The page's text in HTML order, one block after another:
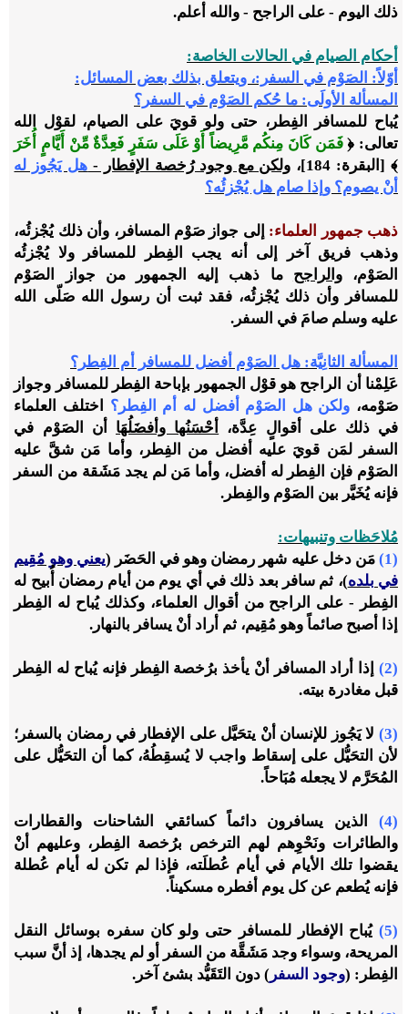
ذلك اليوم - على الراجح - والله أعلم.
أحكام الصيام في الحالات الخاصة:
أوّلاً: الصَوْم في السفر:، ويتعلق بذلك بعض المسائل:
المسألة الأولَى: ما حُكم الصَوْم في السفر؟
يُباح للمسافر الفِطر، حتى ولو قويَ على الصيام، لقوْل الله
تعالى: ﴿فَمَن كَانَ مِنكُم مَّرِيضاً أَوْ عَلَى سَفَرٍ فَعِدَّةٌ مِّنْ أَيَّامٍ أُخَرَ
﴾ [البقرة: 184]،
ولكن مع وجود رُخصة الإفطار - هل يَجُوز له
أنْ يصوم؟ وإذا صام هل يُجْزئُه؟
ذهب جمهور العلماء: إلى جواز صَوْم المسافر، وأن ذلك يُجْزئُه،
وذهب فريق آخر إلى أنه يجب الفِطر للمسافر ولا يُجْزئُه
الصَوْم،والراجح ما ذهب إليه الجمهور من جواز الصَوْم
للمسافر وأن ذلك يُجْزئُه، فقد ثبت أن رسول الله صَلّى الله
عليه وسلم صامَ في السفر.
المسألة الثانِيَّة: هل الصَوْم أفضل للمسافر أم الفِطر؟
عَلِمْنا أن الراجح هو قوْل الجمهور بإباحة الفِطر للمسافر وجواز
صَوْمه، ولكن هل الصَوْم أفضل له أم الفِطر؟ اختلف العلماء
في ذلك على أقوالٍ عِدَّة،
أحْسَنُها وأفضَلُهَا أن الصَوْم في
السفر لمَن قويَ عليه أفضل من الفِطر، وأما مَن شقَّ عليه
الصَوْم فإن الفِطر له أفضل، وأما مَن لم يجد مَشَقة من السفر
فإنه يُخَيَّر بين الصَوْم والفِطر.
مُلاحَظات وتنبيهات:
(1)
مَن دخل عليه شهر رمضان وهو في الحَضَر (يعني وهو مُقِيم
في بلده)، ثم سافر بعد ذلك في أي يوم من أيام رمضان أُبيح له
الفِطر - على الراجح من أقوال العلماء، وكذلك يُباح له الفِطر
إذا أصبح صائماً وهو مُقِيم، ثم أراد أنْ يسافر بالنهار.
(2)
إذا أراد المسافر أنْ يأخذ برُخصة الفِطر فإنه يُباح له الفِطر
قبل مغادرة بيته.
(3)
لا يَجُوز للإنسان أنْ يتحَيَّل على الإفطار في رمضان بالسفر؛
لأن التحَيُّل على إسقاط واجب لا يُسقِطُهُ، كما أن التحَيُّل على
المُحَرَّم لا يجعله مُبَاحاً.
(4)
الذين يسافرون دائماً كسائقي الشاحنات والقطارات
والطائرات ونَحْوِهم لهم الترخص برُخصة الفِطر، وعليهم أنْ
يقضوا تلك الأيام في أيام عُطلَته، فإذا لم تكن له أيام عُطلة
فإنه يُطعم عن كل يوم أفطره مسكيناً.
(5)
يُباح الإفطار للمسافر حتى ولو كان سفره بوسائل النقل
المريحة، وسواء وجد مَشَقَّة من السفر أو لم يجدها، إذ أنَّ سبب
الفِطر: (وجود السفر ) دون التَقَيُّد بشئ آخر.